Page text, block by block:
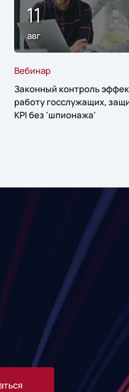
11
авг
Вебинар
Законный контроль
работу госслужащих,
KPI без 'шпионажа'